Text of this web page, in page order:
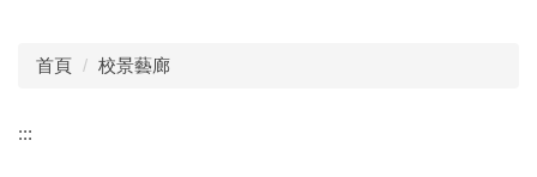
首頁 校景藝廊
:::